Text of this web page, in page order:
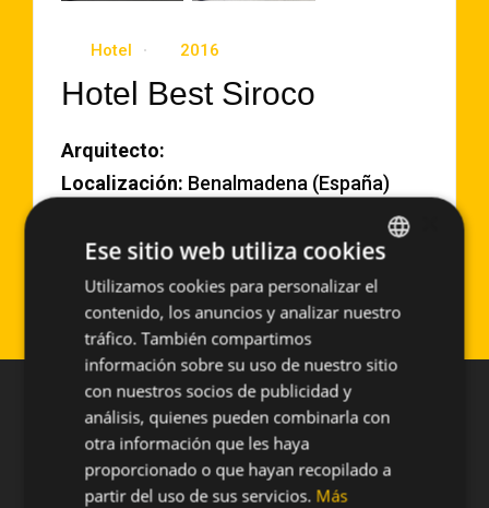
Hotel 2016
Hotel Best Siroco
Arquitecto:
Localización: Benalmadena (España)
Superficie aproximada:995 m2
Sistema empleado:PF-ALT/SO SPANISH
ENGLISH
Ese sitio web utiliza cookies
Utilizamos cookies para personalizar el
contenido, los anuncios y analizar nuestro
tráfico. También compartimos
información sobre su uso de nuestro sitio
con nuestros socios de publicidad y
análisis, quienes pueden combinarla con
otra información que les haya
proporcionado o que hayan recopilado a
partir del uso de sus servicios. Más